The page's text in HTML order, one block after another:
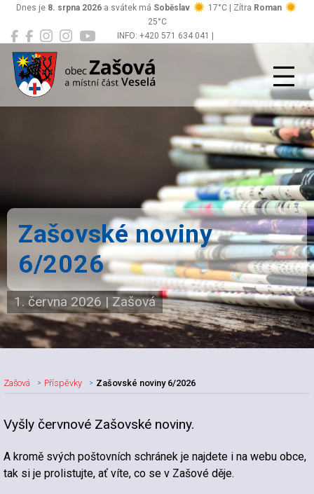
INFO: +420 571 634 041 |
Dnes je 8. srpna 2026 a svátek má Soběslav 17°C | Zítra Roman
25°C
Zašová
Zašovské noviny
6/2026
1. června 2026 | Zašová
Zašová Příspěvky Zašovské noviny 6/2026
Nadpis článku
Vyšly červnové Zašovské noviny.
A kromě svých poštovních schránek je najdete i na webu obce,
tak si je prolistujte, ať víte, co se v Zašové děje.